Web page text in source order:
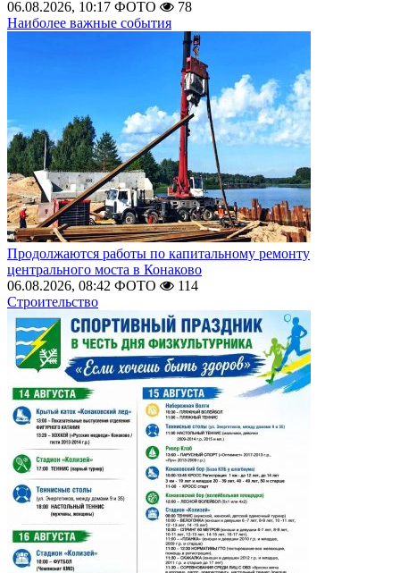
06.08.2026, 10:17 ФОТО
78
Наиболее важные события
Продолжаются работы по капитальному ремонту
центрального моста в Конаково
06.08.2026, 08:42 ФОТО
114
Строительство